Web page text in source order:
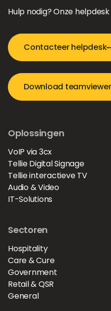
Hulp nodig? Onze
Contacteer helpdesk
Download teamviewer
Oplossingen
VoIP via 3cx
Tellie Digital Signage
Tellie interactieve TV
Audio & Video
IT-Solutions
Sectoren
Hospitality
Care & Cure
Government
Retail & QSR
General